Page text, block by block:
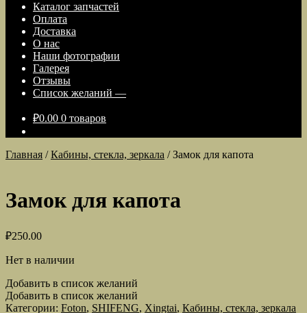
Каталог запчастей
Оплата
Доставка
О нас
Наши фотографии
Галерея
Отзывы
Список желаний —
₽0.00 0 товаров
Главная /Кабины, стекла, зеркала /Замок для капота
Замок для капота
₽250.00
Нет в наличии
Добавить в список желаний
Добавить в список желаний
Категории: Foton, SHIFENG, Xingtai, Кабины, стекла, зеркала